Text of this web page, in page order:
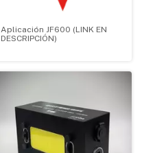
Aplicación JF600 (LINK EN
DESCRIPCIÓN)